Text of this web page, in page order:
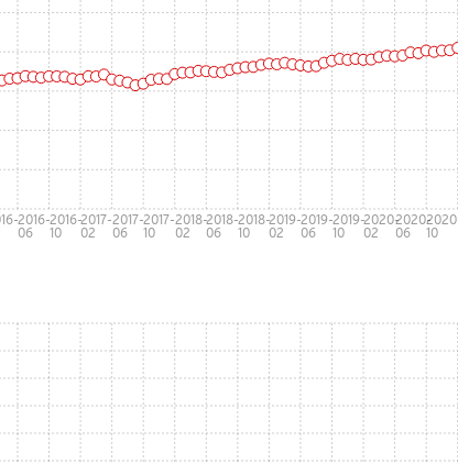
2016-
06
2016-
10
2017-
02
2017-
06
2017-
10
2018-
02
2018-
06
2018-
10
2019-
02
2019-
06
2019-
10
2020-
02
2020-
06
10